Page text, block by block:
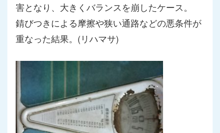
害となり、大きくバランスを崩したケース。
錆びつきによる摩擦や狭い通路などの悪条件が
重なった結果。(リハマサ)